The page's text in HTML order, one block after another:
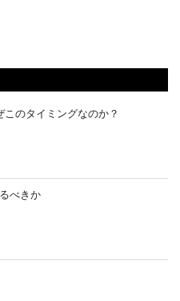
このタイミングなのか？
べきか